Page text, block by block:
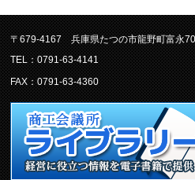
〒679-4167 兵庫県たつの市龍野町富永
TEL：0791-63-4141
FAX：0791-63-4360